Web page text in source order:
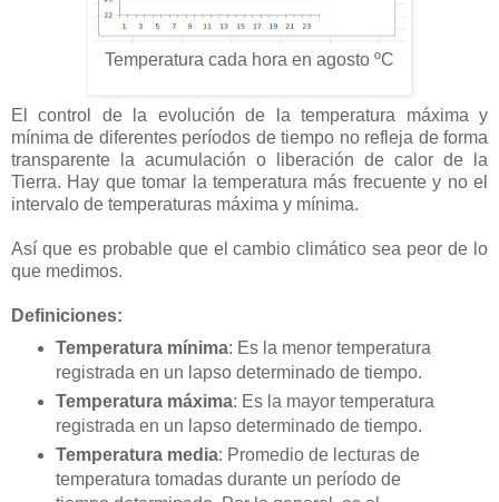
Temperatura cada hora en agosto ºC
El control de la evolución de la temperatura máxima y
mínima de diferentes períodos de tiempo no refleja de forma
transparente la acumulación o liberación de calor de la
Tierra. Hay que tomar la temperatura más frecuente y no el
intervalo de temperaturas máxima y mínima.
Así que es probable que el cambio climático sea peor de lo
que medimos.
Definiciones:
Temperatura mínima: Es la menor temperatura
registrada en un lapso determinado de tiempo.
Temperatura máxima: Es la mayor temperatura
registrada en un lapso determinado de tiempo.
Temperatura media: Promedio de lecturas de
temperatura tomadas durante un período de